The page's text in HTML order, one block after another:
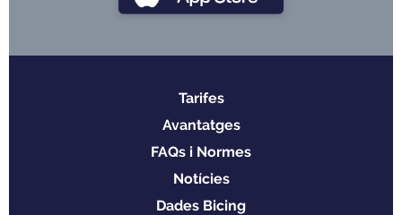
Tarifes
Avantatges
FAQs i Normes
Notícies
Dades Bicing